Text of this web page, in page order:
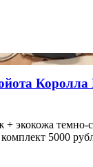
Королла
+ экокожа темно-
5000